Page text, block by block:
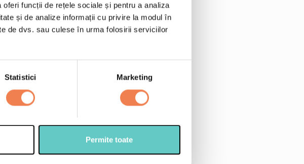
funcții de rețele sociale și pentru a analiza
și de analize informații cu privire la modul în
de dvs. sau culese în urma folosirii serviciilor
Statistici Marketing
Permite toate
Broccoli Edenia 450 g
de foi pentru lasagna
ml smantana lichida
de ceapa verde tocata grosier
ulei de masline